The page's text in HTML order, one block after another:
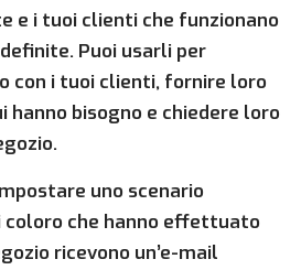
e i tuoi clienti che funzionano
Puoi usarli per
con i tuoi clienti, fornire loro
hanno bisogno e chiedere loro
uno scenario
che hanno effettuato
ricevono un’e-mail